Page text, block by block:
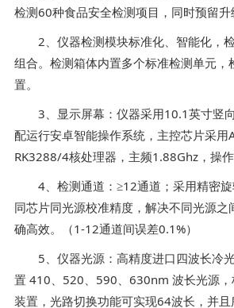
检测60种食品安全检测项目，同时预留升
2、仪器检测模块标准化、智能化，
组合。检测箱体内置多个标准检测单元，
置。
3、显示屏幕：仪器采用10.1英寸竖
配运行安卓智能操作系统，主控芯片采用
RK3288/4核处理器，主频1.88Ghz，操作
4、检测通道：≥12通道；采用精密旋
同芯片同光源校准精度，解决不同光源之
确高效。（1-12通道间误差0.1%）
5、仪器光源：高精度进口四波长冷
置 410、520、590、630nm 波长光源，
装置，光路切换功能可实现64波长，并